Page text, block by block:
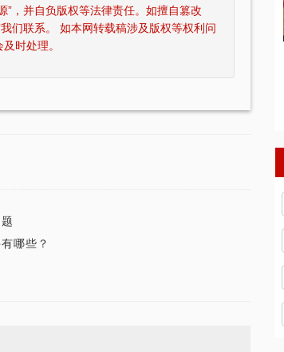
，并自负版权等法律责任。如擅自篡改
们联系。 如本网转载稿涉及版权等权利问
时处理。
哪些？
颁发“全国